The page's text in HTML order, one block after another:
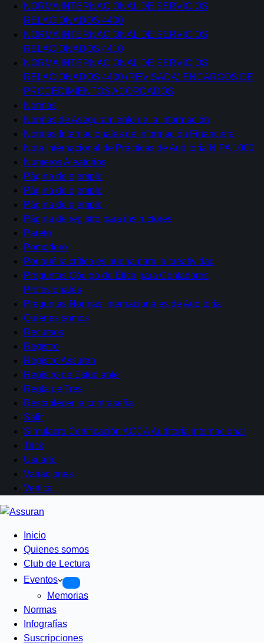
NORMA INTERNACIONAL DE SERVICIOS
RELACIONADOS 4400
NORMA INTERNACIONAL DE SERVICIOS
RELACIONADOS 4410
NORMA INTERNACIONAL DE SERVICIOS
RELACIONADOS 4400 (REVISADA) ENCARGOS DE
PROCEDIMIENTOS ACORDADOS
Normas
Normas de Aseguramiento de la Información
Normas Internacionales de Información Financiera
Nota Internacional de Prácticas de Auditoría NIPA 1000
Números Aleatorios
Página de ejemplo
Página de ejemplo
Página de ejemplo
Página de registro para instructores
Pareto
Pomodoro
Por qué la crítica es buena para la creatividad
Preguntas Código de Ética para Contadores
Profesionales
Preguntas Normas Internacionales de Auditoría
Quienes somos
Recursos
Registro
Registro Assuran
Registro de Estudiante
Regla de Tres
Restablecer la contraseña
Salir
Simulacro Certificación ACCA Auditoría internacional
Trick
Usuario
Variaciones
Vertical
Inicio
Quienes somos
Club de Lectura
Eventos
Memorias
Normas
Infografías
Suscripciones